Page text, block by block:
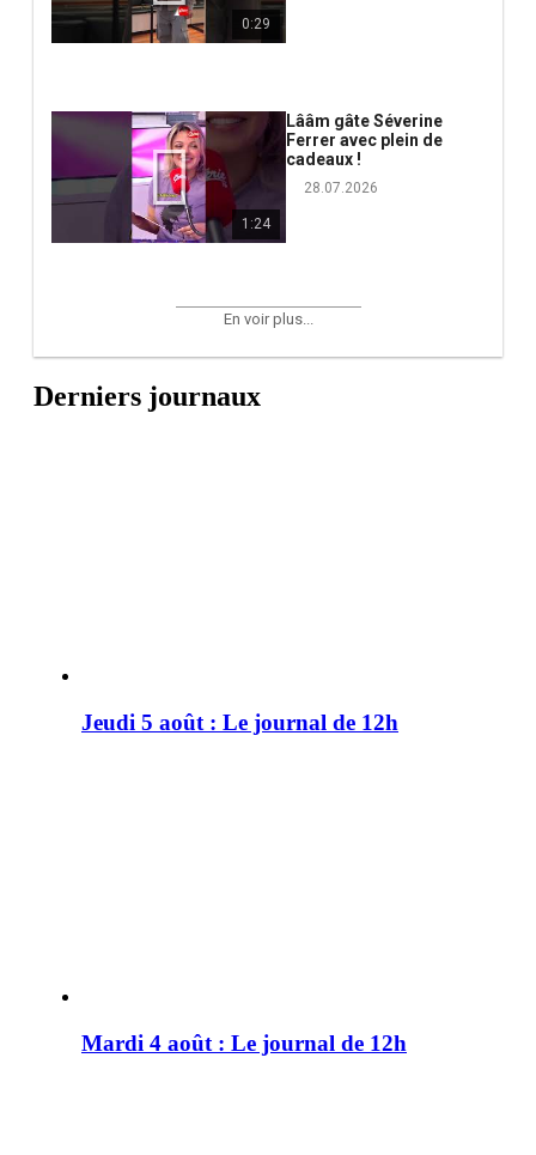
0:29
1:24
Lââm gâte Séverine
Ferrer avec plein de
cadeaux !
28.07.2026
En voir plus...
Derniers journaux
Jeudi 5 août : Le journal de 12h
Mardi 4 août : Le journal de 12h